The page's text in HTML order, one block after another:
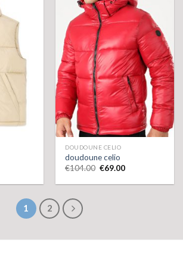
DOUDOUNE CELIO
doudoune celio
€104.00 €69.00
1 2